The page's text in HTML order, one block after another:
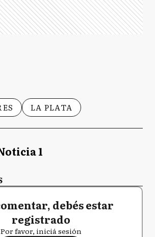
LA PLATA
1
debés estar
registrado
Por favor, iniciá sesión